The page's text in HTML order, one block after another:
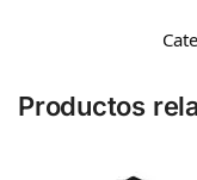
Productos